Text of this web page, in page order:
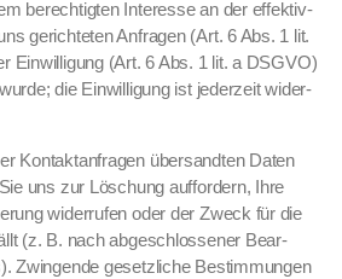
berechtigten Inter­esse an der effek­tiv­
gerichteten Anfra­gen (Art. 6 Abs. 1 lit.
Ein­willi­gung (Art. 6 Abs. 1 lit. a DSGVO)
die Ein­willi­gung ist jed­erzeit wider­
Kon­tak­tan­fra­gen über­sandten Dat­en
uns zur Löschung auf­fordern, Ihre
wider­rufen oder der Zweck für die
(z. B. nach abgeschlossen­er Bear­
Zwin­gende geset­zliche Bes­tim­mungen